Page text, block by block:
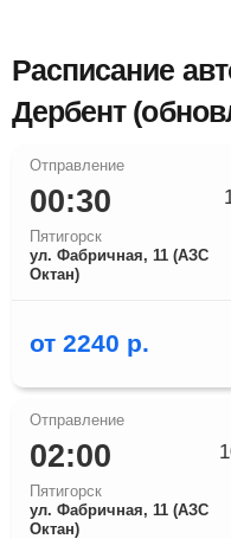
Расписание
Дербент
00:30
Пятигорск
ул. Фабричная, 11 (АЗС
Октан)
от 2240 р.
02:00
Пятигорск
ул. Фабричная, 11 (АЗС
Октан)